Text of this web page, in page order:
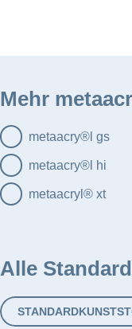
Mehr
metaacry®l gs
metaacry®l hi
metaacryl® xt
Alle